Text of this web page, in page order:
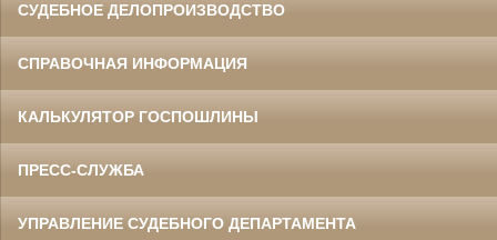
СУДЕБНОЕ ДЕЛОПРОИЗВОДСТВО
СПРАВОЧНАЯ ИНФОРМАЦИЯ
КАЛЬКУЛЯТОР ГОСПОШЛИНЫ
ПРЕСС-СЛУЖБА
УПРАВЛЕНИЕ СУДЕБНОГО ДЕПАРТАМЕНТА